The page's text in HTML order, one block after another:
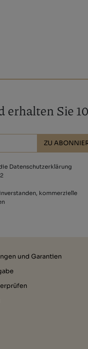
Sie
ZU
Datenschutzerklärung
kommerzielle
und Garantien